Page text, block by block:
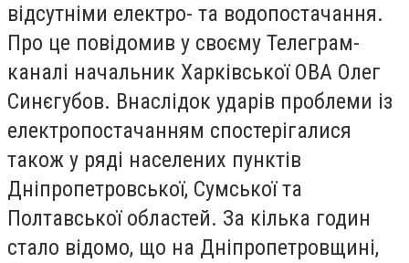
відсутніми електро- та водопостачання.
Про це повідомив у своєму Телеграм-
каналі начальник Харківської ОВА Олег
Синєгубов. Внаслідок ударів проблеми із
електропостачанням спостерігалися
також у ряді населених пунктів
Дніпропетровської, Сумської та
Полтавської областей. За кілька годин
стало відомо, що на Дніпропетровщині,